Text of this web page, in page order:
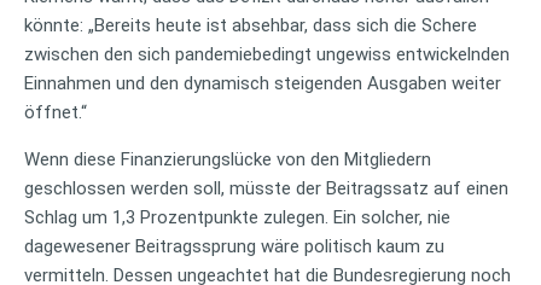
könnte: „Bereits heute ist absehbar, dass sich die Schere
zwischen den sich pandemiebedingt ungewiss entwickelnden
Einnahmen und den dynamisch steigenden Ausgaben weiter
öffnet.“
Wenn diese Finanzierungslücke von den Mitgliedern
geschlossen werden soll, müsste der Beitragssatz auf einen
Schlag um 1,3 Prozentpunkte zulegen. Ein solcher, nie
dagewesener Beitragssprung wäre politisch kaum zu
vermitteln. Dessen ungeachtet hat die Bundesregierung noch